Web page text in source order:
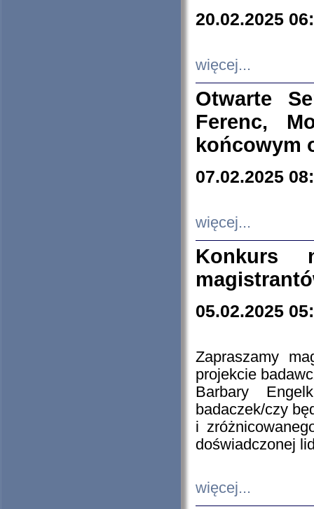
20.02.2025
więcej...
Otwarte
Ferenc,
końcowym
07.02.2025
więcej...
Konkurs
05.02.2025
Zapraszamy
projekcie
Barbary
badaczek/czy
i
doświadczonej
więcej...